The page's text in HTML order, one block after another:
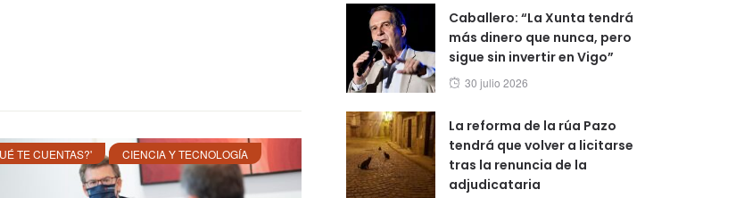
TE CUENTAS?' CIENCIA Y TECNOLOGÍA
Caballero: “La Xunta tendrá
más dinero que nunca, pero
sigue sin invertir en Vigo”
Posted
30 julio 2026
La reforma de la rúa Pazo
tendrá que volver a licitarse
tras la renuncia de la
adjudicataria